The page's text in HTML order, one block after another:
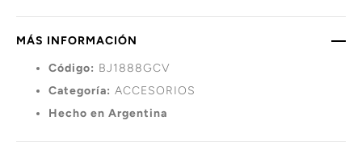
MÁS INFORMACIÓN
Código: BJ1888GCV
Categoría: ACCESORIOS
Hecho en Argentina